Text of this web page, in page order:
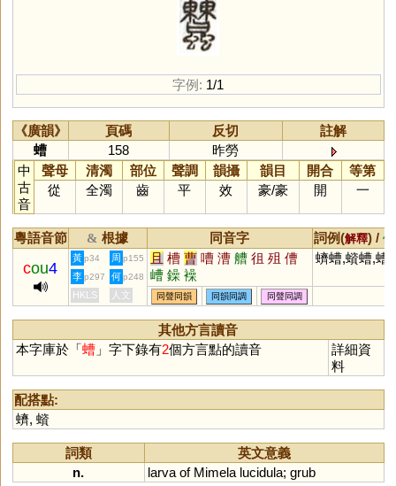
字例: 1/1
《廣韻》 頁碼 反切
註解
螬
158
昨勞
中
古
音
聲母 清濁 部位 聲調 韻攝 韻目 開合
等第
從
全濁 齒 平 效 豪/豪 開 一
粵語音節 & 根據 同音字 詞例(解釋) /
cou4
黃 p34 周 p155 且 槽 曹 嘈 漕 艚 徂 殂 傮
嶆 鐰 襙
蠐螬,蠀螬,螬
李 p297 何 p248
HKLS 人文 同聲同韻 同韻同調 同聲同調
其他方言讀音
本字庫於「螬」字下錄有2個方言點的讀音
詳細資
料
配搭點:
蠐, 蠀
詞類
英文意義
n.
larva of Mimela lucidula; grub